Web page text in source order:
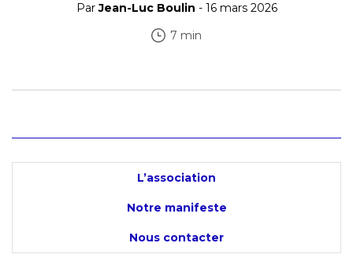
ParJean-Luc Boulin - 16 mars 2026
7 min
L’association
Notre manifeste
Nous contacter